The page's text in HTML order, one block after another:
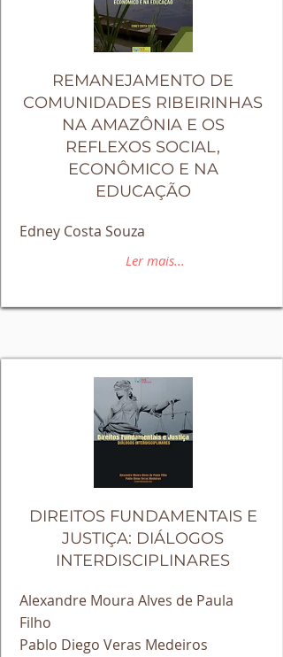
REMANEJAMENTO DE
COMUNIDADES RIBEIRINHAS
NA AMAZÔNIA E OS
REFLEXOS SOCIAL,
ECONÔMICO E NA
EDUCAÇÃO
Edney Costa Souza
Ler mais...
DIREITOS FUNDAMENTAIS E
JUSTIÇA: DIÁLOGOS
INTERDISCIPLINARES
Alexandre Moura Alves de Paula
Filho
Pablo Diego Veras Medeiros